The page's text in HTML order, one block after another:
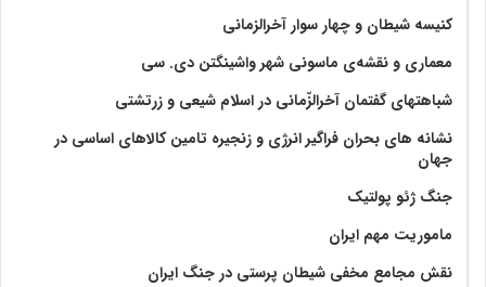
کنیسه شیطان و چهار سوار آخرالزمانی
معماری و نقشه‌ی ماسونی شهر واشينگتن دی. سی
شباهتهای گفتمان آخر‌الزّمانی در اسلام شیعی و زرتشتی
نشانه های بحران فراگیر انرژی و زنجیره تامین کالاهای اساسی در
جهان
جنگ ژئو پولتیک
ماموریت مهم ایران
نقش مجامع مخفی شیطان پرستی در جنگ ایران